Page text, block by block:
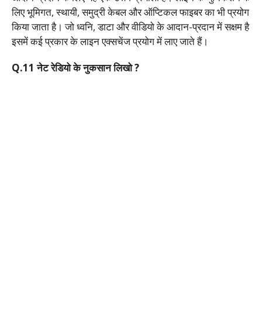
लिए भूमिगत, स्थायी, समुद्री केबल और ऑप्टिकल फाइबर का भी प्रयोग
किया जाता है। जो ध्वनि, डाटा और वीडियो के आदान-प्रदान में सक्षम है
इसमें कई प्रकार के लाइन एक्सचेंज प्रयोग में लाए जाते हैं।
Q.11 नेट रेडियो के नुकसान लिखो ?